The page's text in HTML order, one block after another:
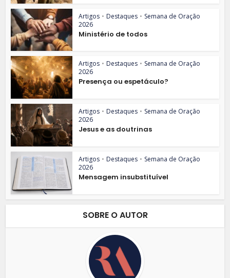
Artigos • Destaques • Semana de Oração
2026
Ministério de todos
Artigos • Destaques • Semana de Oração
2026
Presença ou espetáculo?
Artigos • Destaques • Semana de Oração
2026
Jesus e as doutrinas
Artigos • Destaques • Semana de Oração
2026
Mensagem insubstituível
SOBRE O AUTOR